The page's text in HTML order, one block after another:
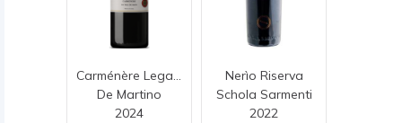
De Martino
2024
Nerìo Riserva
Schola Sarmenti
2022